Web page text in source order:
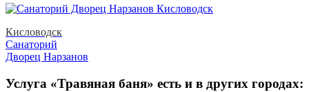
Кисловодск
Санаторий
Дворец Нарзанов
Услуга «Травяная баня» есть и в других городах: